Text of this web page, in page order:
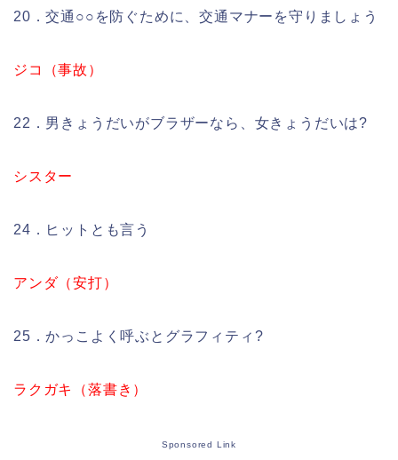
20．交通○○を防ぐために、交通マナーを守りましょう
ジコ（事故）
22．男きょうだいがブラザーなら、女きょうだいは?
シスター
24．ヒットとも言う
アンダ（安打）
25．かっこよく呼ぶとグラフィティ?
ラクガキ（落書き）
Sponsored Link